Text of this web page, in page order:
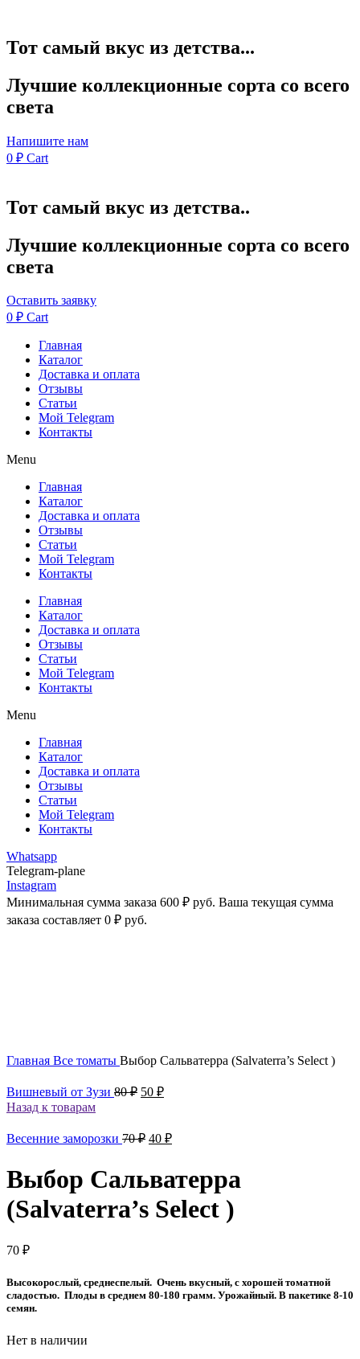
Тот самый вкус из детства...
Лучшие коллекционные сорта со всего
света
Напишите нам
0 ₽ Cart
Тот самый вкус из детства..
Лучшие коллекционные сорта со всего
света
Оставить заявку
0 ₽ Cart
Главная
Каталог
Доставка и оплата
Отзывы
Статьи
Мой Telegram
Контакты
Menu
Главная
Каталог
Доставка и оплата
Отзывы
Статьи
Мой Telegram
Контакты
Главная
Каталог
Доставка и оплата
Отзывы
Статьи
Мой Telegram
Контакты
Menu
Главная
Каталог
Доставка и оплата
Отзывы
Статьи
Мой Telegram
Контакты
Whatsapp
Telegram-plane
Instagram
Минимальная сумма заказа 600 ₽ руб. Ваша текущая сумма
заказа составляет 0 ₽ руб.
Главная Все томаты Выбор Сальватерра (Salvaterra’s Select )
Вишневый от Зузи 80₽ Первоначальная
80 ₽.
50 ₽Текущая
Назад к товарам
Весенние заморозки 70₽ Первоначальная
70 ₽.
40 ₽Текущая
Выбор Сальватерра
(Salvaterra’s Select )
70 ₽
Высокорослый, среднеспелый. Очень вкусный, с хорошей томатной
сладостью. Плоды в среднем 80-180 грамм. Урожайный. В пакетике 8-10
семян.
Нет в наличии